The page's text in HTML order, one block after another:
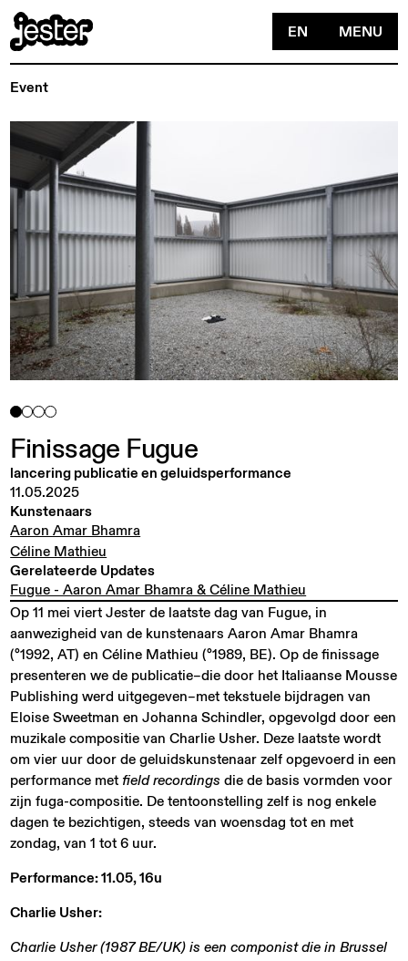
EN MENU
Event
Finissage Fugue
lancering publicatie en geluidsperformance
11.05.2025
Kunstenaars
Aaron Amar Bhamra
Céline Mathieu
Gerelateerde Updates
Fugue - Aaron Amar Bhamra & Céline Mathieu
Op 11 mei viert Jester de laatste dag van Fugue, in
aanwezigheid van de kunstenaars Aaron Amar Bhamra
(°1992, AT) en Céline Mathieu (°1989, BE). Op de finissage
presenteren we de publicatie–die door het Italiaanse Mousse
Publishing werd uitgegeven–met tekstuele bijdragen van
Eloise Sweetman en Johanna Schindler, opgevolgd door een
muzikale compositie van Charlie Usher. Deze laatste wordt
om vier uur door de geluidskunstenaar zelf opgevoerd in een
performance met field recordingsdie de basis vormden voor
zijn fuga-compositie. De tentoonstelling zelf is nog enkele
dagen te bezichtigen, steeds van woensdag tot en met
zondag, van 1 tot 6 uur.
Performance: 11.05, 16u
Charlie Usher:
Charlie Usher (1987 BE/UK) is een componist die in Brussel